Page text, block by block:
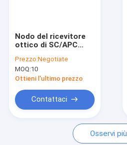
Richieda una citazione
Prodotti ottici speciali
Connettività del data center
Nodo del ricevitore
ottico di SC/APC
Prezzo:Negotiate
MOQ:10
Ottieni l'ultimo prezzo
Contattaci
Osservi più